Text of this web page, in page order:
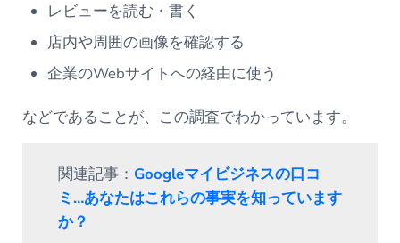
レビューを読む・書く
店内や周囲の画像を確認する
企業のWebサイトへの経由に使う
などであることが、この調査でわかっています。
関連記事： Googleマイビジネスの口コ
ミ…あなたはこれらの事実を知っています
か？